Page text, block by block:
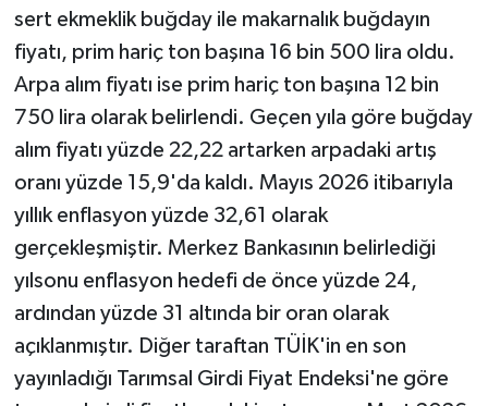
sert ekmeklik buğday ile makarnalık buğdayın
fiyatı, prim hariç ton başına 16 bin 500 lira oldu.
Arpa alım fiyatı ise prim hariç ton başına 12 bin
750 lira olarak belirlendi. Geçen yıla göre buğday
alım fiyatı yüzde 22,22 artarken arpadaki artış
oranı yüzde 15,9'da kaldı. Mayıs 2026 itibarıyla
yıllık enflasyon yüzde 32,61 olarak
gerçekleşmiştir. Merkez Bankasının belirlediği
yılsonu enflasyon hedefi de önce yüzde 24,
ardından yüzde 31 altında bir oran olarak
açıklanmıştır. Diğer taraftan TÜİK'in en son
yayınladığı Tarımsal Girdi Fiyat Endeksi'ne göre